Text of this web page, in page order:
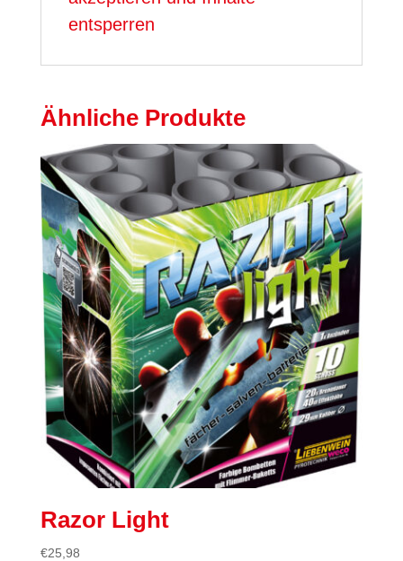
entsperren
Ähnliche Produkte
Razor Light
€25,98